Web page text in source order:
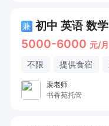
兼 初中 英语 数
5000-6000 元/月
不限 提供食宿
裴老师
书香苑托管